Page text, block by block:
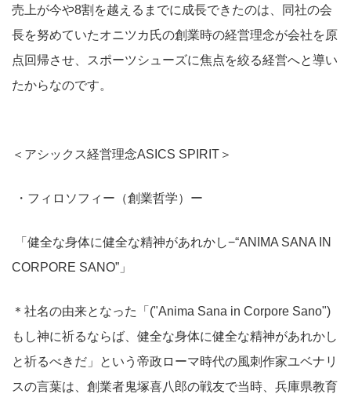
売上が今や8割を越えるまでに成長できたのは、同社の会
長を努めていたオニツカ氏の創業時の経営理念が会社を原
点回帰させ、スポーツシューズに焦点を絞る経営へと導い
たからなのです。
＜アシックス経営理念ASICS SPIRIT＞
・フィロソフィー（創業哲学）ー
「健全な身体に健全な精神があれかし−“ANIMA SANA IN
CORPORE SANO”」
＊社名の由来となった「("Anima Sana in Corpore Sano")
もし神に祈るならば、健全な身体に健全な精神があれかし
と祈るべきだ」という帝政ローマ時代の風刺作家ユベナリ
スの言葉は、創業者鬼塚喜八郎の戦友で当時、兵庫県教育